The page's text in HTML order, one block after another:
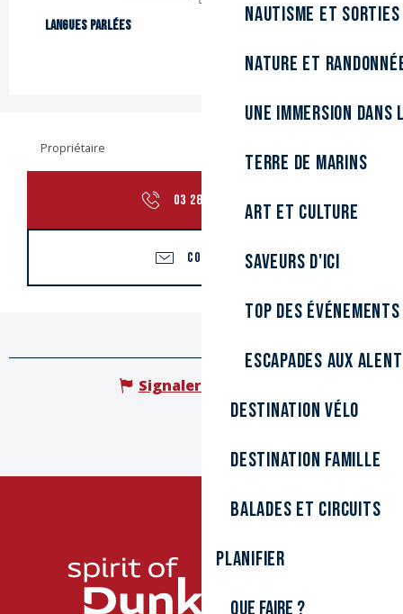
Nautisme et sorties
Nature et
Une immersion
Terre de marins
Art et culture
Saveurs d'ici
Top des événements
Escapades aux
Destination Vélo
Destination Famille
Balades et circuits
Planifier
Que faire ?
Langues parlées
Langues parlées
Propriétaire
03 28 24 99 ▒▒
CONTACTER
Signaler une erreur